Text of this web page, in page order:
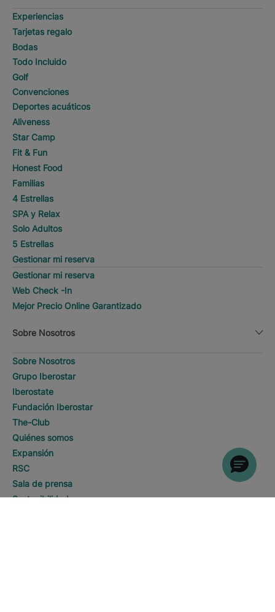
Experiencias
Tarjetas regalo
Bodas
Todo Incluido
Golf
Convenciones
Deportes acuáticos
Aliveness
Star Camp
Fit & Fun
Honest Food
Familias
4 Estrellas
SPA y Relax
Solo Adultos
5 Estrellas
Gestionar mi reserva
Gestionar mi reserva
Web Check -In
Mejor Precio Online Garantizado
Sobre Nosotros
Sobre Nosotros
Grupo Iberostar
Iberostate
Fundación Iberostar
The-Club
Quiénes somos
Expansión
RSC
Sala de prensa
Sostenibilidad